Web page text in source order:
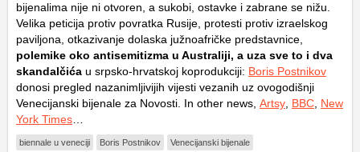
bijenalima nije ni otvoren, a sukobi, ostavke i zabrane se nižu.
Velika peticija protiv povratka Rusije, protesti protiv izraelskog
paviljona, otkazivanje dolaska južnoafričke predstavnice,
polemike oko antisemitizma u Australiji, a uza sve to i dva
skandalčića u srpsko-hrvatskoj koprodukciji: Boris Postnikov
donosi pregled nazanimljivijih vijesti vezanih uz ovogodišnji
Venecijanski bijenale za Novosti. In other news, Artsy BBC New
York Times
biennale u veneciji Boris Postnikov Venecijanski bijenale